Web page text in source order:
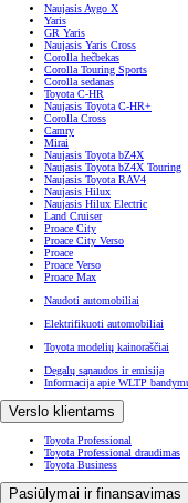
Naujasis Aygo X
Yaris
GR Yaris
Naujasis Yaris Cross
Corolla hečbekas
Corolla Touring Sports
Corolla sedanas
Toyota C-HR
Naujasis Toyota C-HR+
Corolla Cross
Camry
Mirai
Naujasis Toyota bZ4X
Naujasis Toyota bZ4X Touring
Naujasis Toyota RAV4
Naujasis Hilux
Naujasis Hilux Electric
Land Cruiser
Proace City
Proace City Verso
Proace
Proace Verso
Proace Max
Naudoti automobiliai
Elektrifikuoti automobiliai
Toyota modelių kainoraščiai
Degalų sąnaudos ir emisija
Informacija apie WLTP
Verslo klientams
Toyota Professional
Toyota Professional draudimas
Toyota Business
Pasiūlymai ir finansavimas